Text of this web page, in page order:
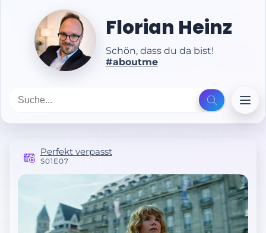
Florian Heinz
Schön, dass du da bist!
#aboutme
Perfekt verpasst
S01E07